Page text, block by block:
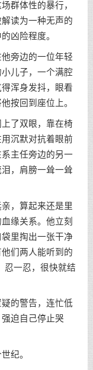
群体性的暴行，
读为一种无声的
凶险程度。
旁边的一位年轻
儿子，一个满腔
浑身发抖，眼看
按回到座位上。
了双眼，靠在椅
沉默对抗着眼前
主任旁边的另一
，肩膀一耸一耸
，算起来还是里
缘关系。他立刻
里掏出一张干净
们两人能听到的
忍一忍，很快就结
的警告，连忙低
迫自己停止哭
纪。